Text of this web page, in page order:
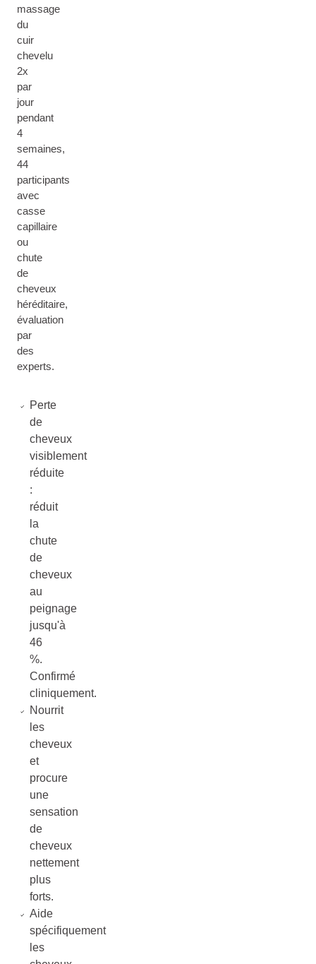
massage
du
cuir
chevelu
2x
par
jour
pendant
4
semaines,
44
participants
avec
casse
capillaire
ou
chute
de
cheveux
héréditaire,
évaluation
par
des
experts.
Perte
de
cheveux
visiblement
réduite
:
réduit
la
chute
de
cheveux
au
peignage
jusqu'à
46
%.
Confirmé
cliniquement.
Nourrit
les
cheveux
et
procure
une
sensation
de
cheveux
nettement
plus
forts.
Aide
spécifiquement
les